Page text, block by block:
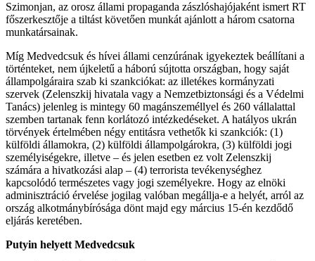
Szimonjan, az orosz állami propaganda zászlóshajójaként ismert RT
főszerkesztője a tiltást követően munkát ajánlott a három csatorna
munkatársainak.
Míg Medvedcsuk és hívei állami cenzúrának igyekeztek beállítani a
történteket, nem újkeletű a háború sújtotta országban, hogy saját
állampolgáraira szab ki szankciókat: az illetékes kormányzati
szervek (Zelenszkij hivatala vagy a Nemzetbiztonsági és a Védelmi
Tanács) jelenleg is mintegy 60 magánszeméllyel és 260 vállalattal
szemben tartanak fenn korlátozó intézkedéseket. A hatályos ukrán
törvények értelmében négy entitásra vethetők ki szankciók: (1)
külföldi államokra, (2) külföldi állampolgárokra, (3) külföldi jogi
személyiségekre, illetve – és jelen esetben ez volt Zelenszkij
számára a hivatkozási alap – (4) terrorista tevékenységhez
kapcsolódó természetes vagy jogi személyekre. Hogy az elnöki
adminisztráció érvelése jogilag valóban megállja-e a helyét, arról az
ország alkotmánybírósága dönt majd egy március 15-én kezdődő
eljárás keretében.
Putyin helyett Medvedcsuk